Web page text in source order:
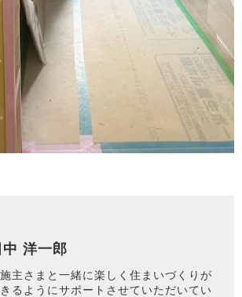
中 洋一郎
主さまと一緒に楽しく住まいづくりが
るようにサポートさせていただいてい